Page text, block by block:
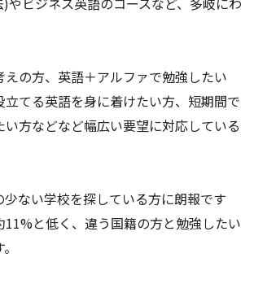
えの方、英語＋アルファで勉強したい
立てる英語を身に着けたい方、短期間で
方などなど幅広い要望に対応している
少ない学校を探している方に朗報です
と低く、違う国籍の方と勉強したい